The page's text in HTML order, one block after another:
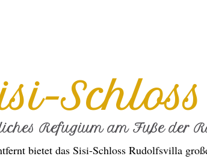
Refugium am Fuße der
bietet das Sisi-Schloss Rudolfsvilla